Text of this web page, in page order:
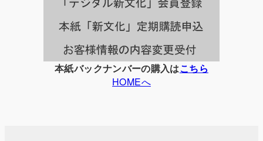
本紙バックナンバーの購入はこちら
HOMEへ